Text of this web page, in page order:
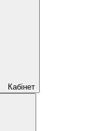
Кабінет